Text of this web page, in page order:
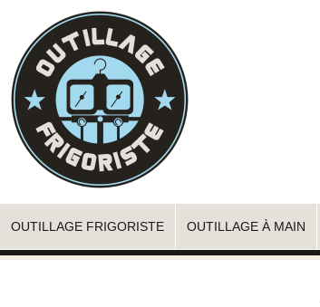
OUTILLAGE FRIGORISTE OUTILLAGE À MAIN